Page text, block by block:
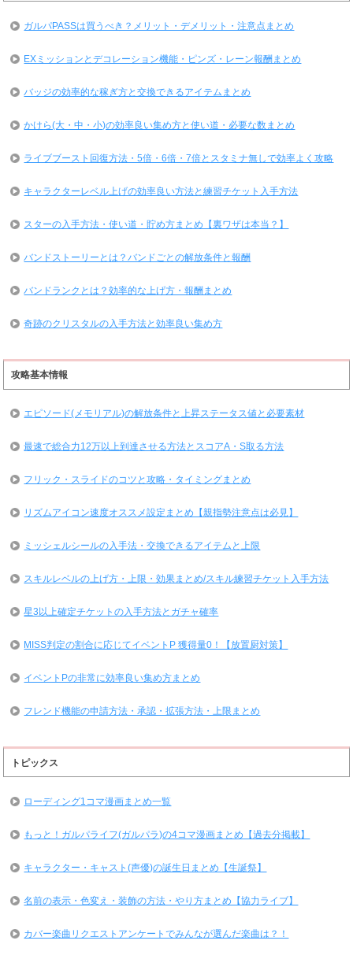
ガルパPASSは買うべき？メリット・デメリット・注意点まとめ
EXミッションとデコレーション機能・ピンズ・レーン報酬まとめ
バッジの効率的な稼ぎ方と交換できるアイテムまとめ
かけら(大・中・小)の効率良い集め方と使い道・必要な数まとめ
ライブブースト回復方法・5倍・6倍・7倍とスタミナ無しで効率よく攻略
キャラクターレベル上げの効率良い方法と練習チケット入手方法
スターの入手方法・使い道・貯め方まとめ【裏ワザは本当？】
バンドストーリーとは？バンドごとの解放条件と報酬
バンドランクとは？効率的な上げ方・報酬まとめ
奇跡のクリスタルの入手方法と効率良い集め方
攻略基本情報
エピソード(メモリアル)の解放条件と上昇ステータス値と必要素材
最速で総合力12万以上到達させる方法とスコアA・S取る方法
フリック・スライドのコツと攻略・タイミングまとめ
リズムアイコン速度オススメ設定まとめ【親指勢注意点は必見】
ミッシェルシールの入手法・交換できるアイテムと上限
スキルレベルの上げ方・上限・効果まとめ/スキル練習チケット入手方法
星3以上確定チケットの入手方法とガチャ確率
MISS判定の割合に応じてイベントP 獲得量0！【放置厨対策】
イベントPの非常に効率良い集め方まとめ
フレンド機能の申請方法・承認・拡張方法・上限まとめ
トピックス
ローディング1コマ漫画まとめ一覧
もっと！ガルパライフ(ガルパラ)の4コマ漫画まとめ【過去分掲載】
キャラクター・キャスト(声優)の誕生日まとめ【生誕祭】
名前の表示・色変え・装飾の方法・やり方まとめ【協力ライブ】
カバー楽曲リクエストアンケートでみんなが選んだ楽曲は？！